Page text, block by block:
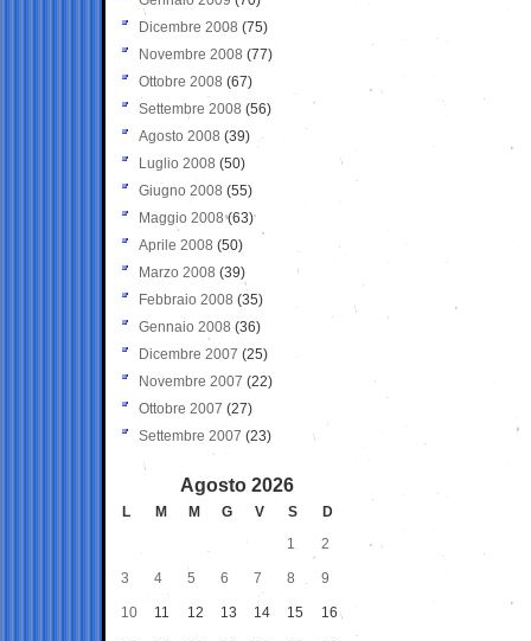
Dicembre 2008 (75)
Novembre 2008 (77)
Ottobre 2008 (67)
Settembre 2008 (56)
Agosto 2008 (39)
Luglio 2008 (50)
Giugno 2008 (55)
Maggio 2008(63)
Aprile 2008 (50)
Marzo 2008 (39)
Febbraio 2008 (35)
Gennaio 2008 (36)
Dicembre 2007 (25)
Novembre 2007 (22)
Ottobre 2007 (27)
Settembre 2007 (23)
Agosto 2026
L M M G V S
D
1
2
3 4 5 6 7 8 9
10 11 12 13 14 15 16